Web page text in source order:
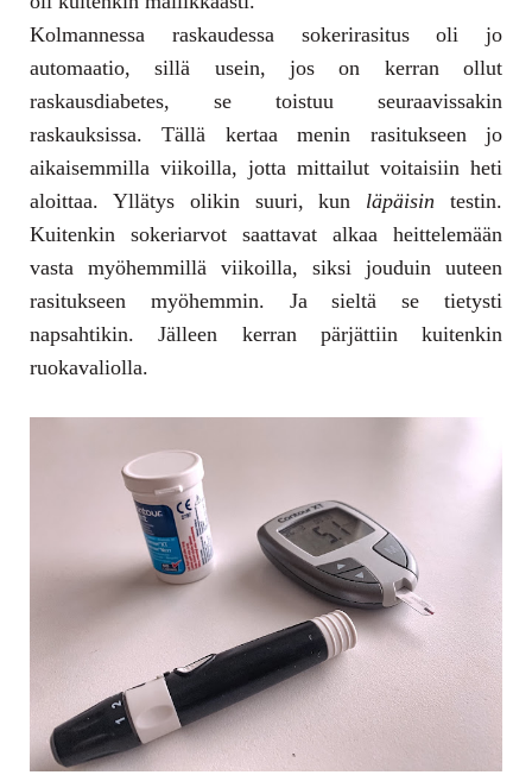
Kolmannessa raskaudessa sokerirasitus oli jo
automaatio, sillä usein, jos on kerran ollut
raskausdiabetes, se toistuu seuraavissakin
raskauksissa. Tällä kertaa menin rasitukseen jo
aikaisemmilla viikoilla, jotta mittailut voitaisiin heti
aloittaa. Yllätys olikin suuri, kun läpäisintestin.
Kuitenkin sokeriarvot saattavat alkaa heittelemään
vasta myöhemmillä viikoilla, siksi jouduin uuteen
rasitukseen myöhemmin. Ja sieltä se tietysti
napsahtikin. Jälleen kerran pärjättiin kuitenkin
ruokavaliolla.